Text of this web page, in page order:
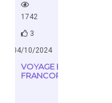
1742
3
04/10/2024
VOYAGE EN
FRANCOPHONIE